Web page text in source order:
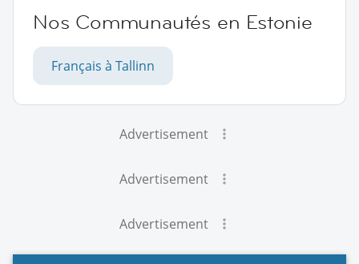
Nos Communautés en Estonie
Français à Tallinn
Advertisement
Advertisement
Advertisement